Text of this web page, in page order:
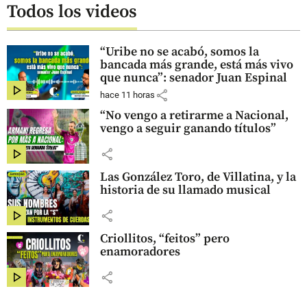
Todos los videos
“Uribe no se acabó, somos la
bancada más grande, está más vivo
que nunca”: senador Juan Espinal
hace 11 horas share
“No vengo a retirarme a Nacional,
vengo a seguir ganando títulos”
share
Las González Toro, de Villatina, y la
historia de su llamado musical
share
Criollitos, “feitos” pero
enamoradores
share